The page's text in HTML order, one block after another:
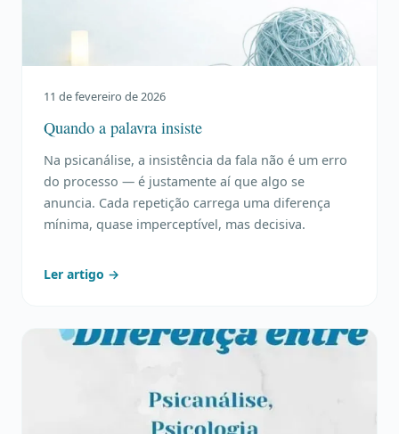
11 de fevereiro de 2026
Quando a palavra insiste
Na psicanálise, a insistência da fala não é um erro
do processo — é justamente aí que algo se
anuncia. Cada repetição carrega uma diferença
mínima, quase imperceptível, mas decisiva.
Ler artigo →